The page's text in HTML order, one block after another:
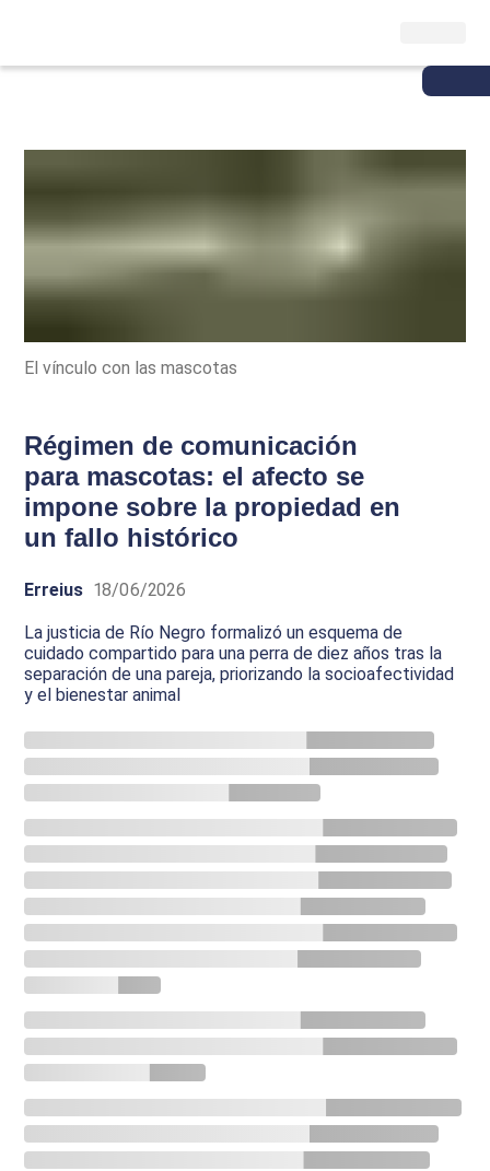
El vínculo con las mascotas
Régimen de comunicación
para mascotas: el afecto se
impone sobre la propiedad en
un fallo histórico
Erreius 18/06/2026
La justicia de Río Negro formalizó un esquema de
cuidado compartido para una perra de diez años tras la
separación de una pareja, priorizando la socioafectividad
y el bienestar animal